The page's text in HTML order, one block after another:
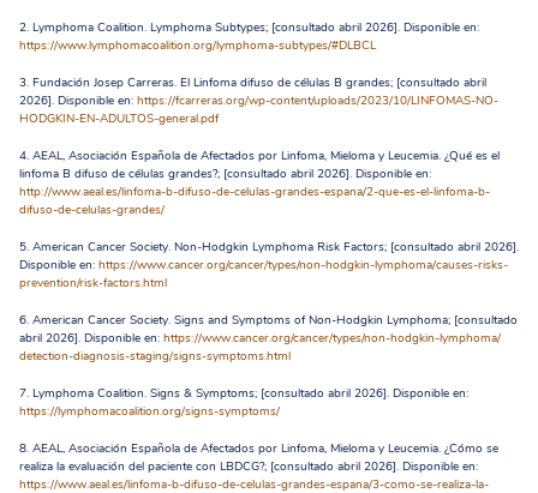
6,7
Inflamación indolora de los ganglios linfáticos
Fatiga
Escalofríos fiebre
Pérdida de apetito saciedad
Análisis de sangre
tomografía computarizada
PET-
Punción lumbar.
2. Lymphoma Coalition. Lymphoma Subtypes; [consultado abril 2026]. Disponible en:
https://www.lymphomacoalition.org/lymphoma-subtypes/#DLBCL
3. Fundación Josep Carreras. El Linfoma difuso de células B grandes; [consultado abril
2026]. Disponible en: https://fcarreras.org/wp-content/uploads/2023/10/LINFOMAS-NO-
HODGKIN-EN-ADULTOS-general.pdf
4. AEAL, Asociación Española de Afectados por Linfoma, Mieloma y Leucemia. ¿Qué es el
linfoma B difuso de células grandes?; [consultado abril 2026]. Disponible en:
http://www.aeal.es/linfoma-b-difuso-de-celulas-grandes-espana/2-que-es-el-linfoma-b-
difuso-de-celulas-grandes/
5. American Cancer Society. Non-Hodgkin Lymphoma Risk Factors; [consultado abril 2026].
Disponible en: https://www.cancer.org/cancer/types/non-hodgkin-lymphoma/causes-risks-
prevention/risk-factors.html
6. American Cancer Society. Signs and Symptoms of Non-Hodgkin Lymphoma; [consultado
abril 2026]. Disponible en: https://www.cancer.org/cancer/types/non-hodgkin-lymphoma/
detection-diagnosis-staging/signs-symptoms.html
7. Lymphoma Coalition. Signs & Symptoms; [consultado abril 2026]. Disponible en:
https://lymphomacoalition.org/signs-symptoms/
8. AEAL, Asociación Española de Afectados por Linfoma, Mieloma y Leucemia. ¿Cómo se
realiza la evaluación del paciente con LBDCG?; [consultado abril 2026]. Disponible en:
https://www.aeal.es/linfoma-b-difuso-de-celulas-grandes-espana/3-como-se-realiza-la-